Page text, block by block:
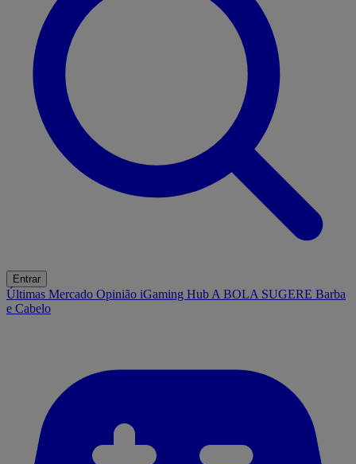
Entrar
Últimas Mercado Opinião iGaming Hub A BOLA SUGERE Barba
e Cabelo